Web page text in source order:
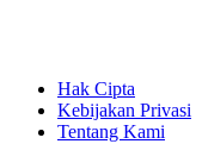
Hak Cipta
Kebijakan Privasi
Tentang Kami